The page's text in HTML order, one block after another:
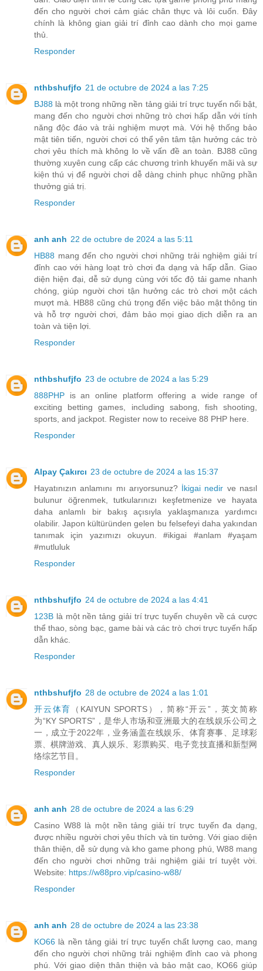
đến cho người chơi cảm giác chân thực và lôi cuốn. Đây
chính là không gian giải trí đỉnh cao dành cho mọi game
thủ.
Responder
nthbshufjfo 21 de octubre de 2024 a las 7:25
BJ88 là một trong những nền tảng giải trí trực tuyến nổi bật,
mang đến cho người chơi những trò chơi hấp dẫn với tính
năng độc đáo và trải nghiệm mượt mà. Với hệ thống bảo
mật tiên tiến, người chơi có thể yên tâm tận hưởng các trò
chơi yêu thích mà không lo về vấn đề an toàn. BJ88 cũng
thường xuyên cung cấp các chương trình khuyến mãi và sự
kiện thú vị để người chơi dễ dàng chinh phục những phần
thưởng giá trị.
Responder
anh anh 22 de octubre de 2024 a las 5:11
HB88 mang đến cho người chơi những trải nghiệm giải trí
đỉnh cao với hàng loạt trò chơi đa dạng và hấp dẫn. Giao
diện hiện đại, dễ sử dụng cùng với tốc độ tải game nhanh
chóng, giúp người chơi tận hưởng các trò chơi một cách
mượt mà. HB88 cũng chú trọng đến việc bảo mật thông tin
và hỗ trợ người chơi, đảm bảo mọi giao dịch diễn ra an
toàn và tiện lợi.
Responder
nthbshufjfo 23 de octubre de 2024 a las 5:29
888PHP is an online platform offering a wide range of
exciting betting games, including sabong, fish shooting,
sports, and jackpot. Register now to receive 88 PHP here.
Responder
Alpay Çakırcı 23 de octubre de 2024 a las 15:37
Hayatınızın anlamını mı arıyorsunuz? İkigai nedir ve nasıl
bulunur öğrenmek, tutkularınızı keşfetmenize ve hayata
daha anlamlı bir bakış açısıyla yaklaşmanıza yardımcı
olabilir. Japon kültüründen gelen bu felsefeyi daha yakından
tanımak için yazımızı okuyun. #ikigai #anlam #yaşam
#mutluluk
Responder
nthbshufjfo 24 de octubre de 2024 a las 4:41
123B là một nền tảng giải trí trực tuyến chuyên về cá cược
thể thao, sòng bạc, game bài và các trò chơi trực tuyến hấp
dẫn khác.
Responder
nthbshufjfo 28 de octubre de 2024 a las 1:01
开云体育
（KAIYUN SPORTS），简称“开云”，英文简称
为“KY SPORTS”，是华人市场和亚洲最大的在线娱乐公司之
一，成立于2022年，业务涵盖在线娱乐、体育赛事、足球彩
票、棋牌游戏、真人娱乐、彩票购买、电子竞技直播和新型网
络综艺节目。
Responder
anh anh 28 de octubre de 2024 a las 6:29
Casino W88 là một nền tảng giải trí trực tuyến đa dạng,
được nhiều người chơi yêu thích và tin tưởng. Với giao diện
thân thiện, dễ sử dụng và kho game phong phú, W88 mang
đến cho người chơi những trải nghiệm giải trí tuyệt vời.
Website: https://w88pro.vip/casino-w88/
Responder
anh anh 28 de octubre de 2024 a las 23:38
KO66 là nền tảng giải trí trực tuyến chất lượng cao, mang
đến cho người chơi những trải nghiệm đỉnh cao và phong
phú. Với giao diện thân thiện và bảo mật cao, KO66 giúp